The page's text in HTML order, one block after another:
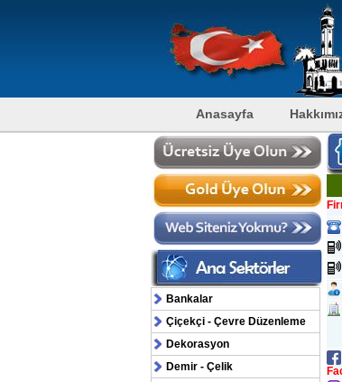
Anasayfa
Bankalar
Çiçekçi - Çevre Düzenleme
Dekorasyon
Demir - Çelik